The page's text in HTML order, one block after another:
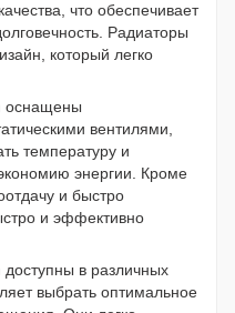
что обеспечивает
Радиаторы
который легко
оснащены
вентилями,
температуру и
энергии. Кроме
и быстро
и эффективно
в различных
выбрать оптимальное